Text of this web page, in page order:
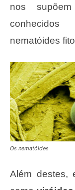
nos
conhecidos
nematóides
Os nematóides
Além destes,